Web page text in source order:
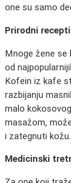
one su samo
Prirodni recepti
Mnoge žene se
od
Kofein iz kafe
razbijanju
malo
masažom,
i zategnuti kožu.
Medicinski